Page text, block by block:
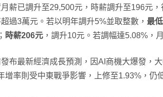
薪已調升至29,500元，時薪調升至196元
過3萬元。若以明年調升5%並取整數， 最
時薪206元 ，調升10元。若調幅達5.08%，
布最新經濟成長預測，因AI商機大爆發，
增率則受中東戰爭影響，上修至1.93%，仍